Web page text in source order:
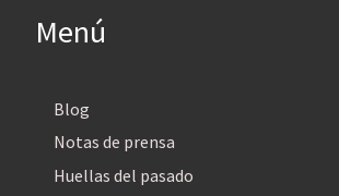
Menú
Blog
Notas de prensa
Huellas del pasado